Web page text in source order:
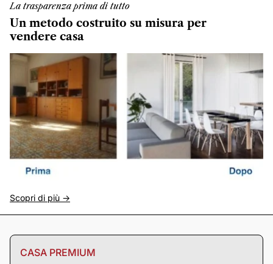
La trasparenza prima di tutto
Un metodo costruito su misura per
vendere casa
Scopri di più ->
CASA PREMIUM